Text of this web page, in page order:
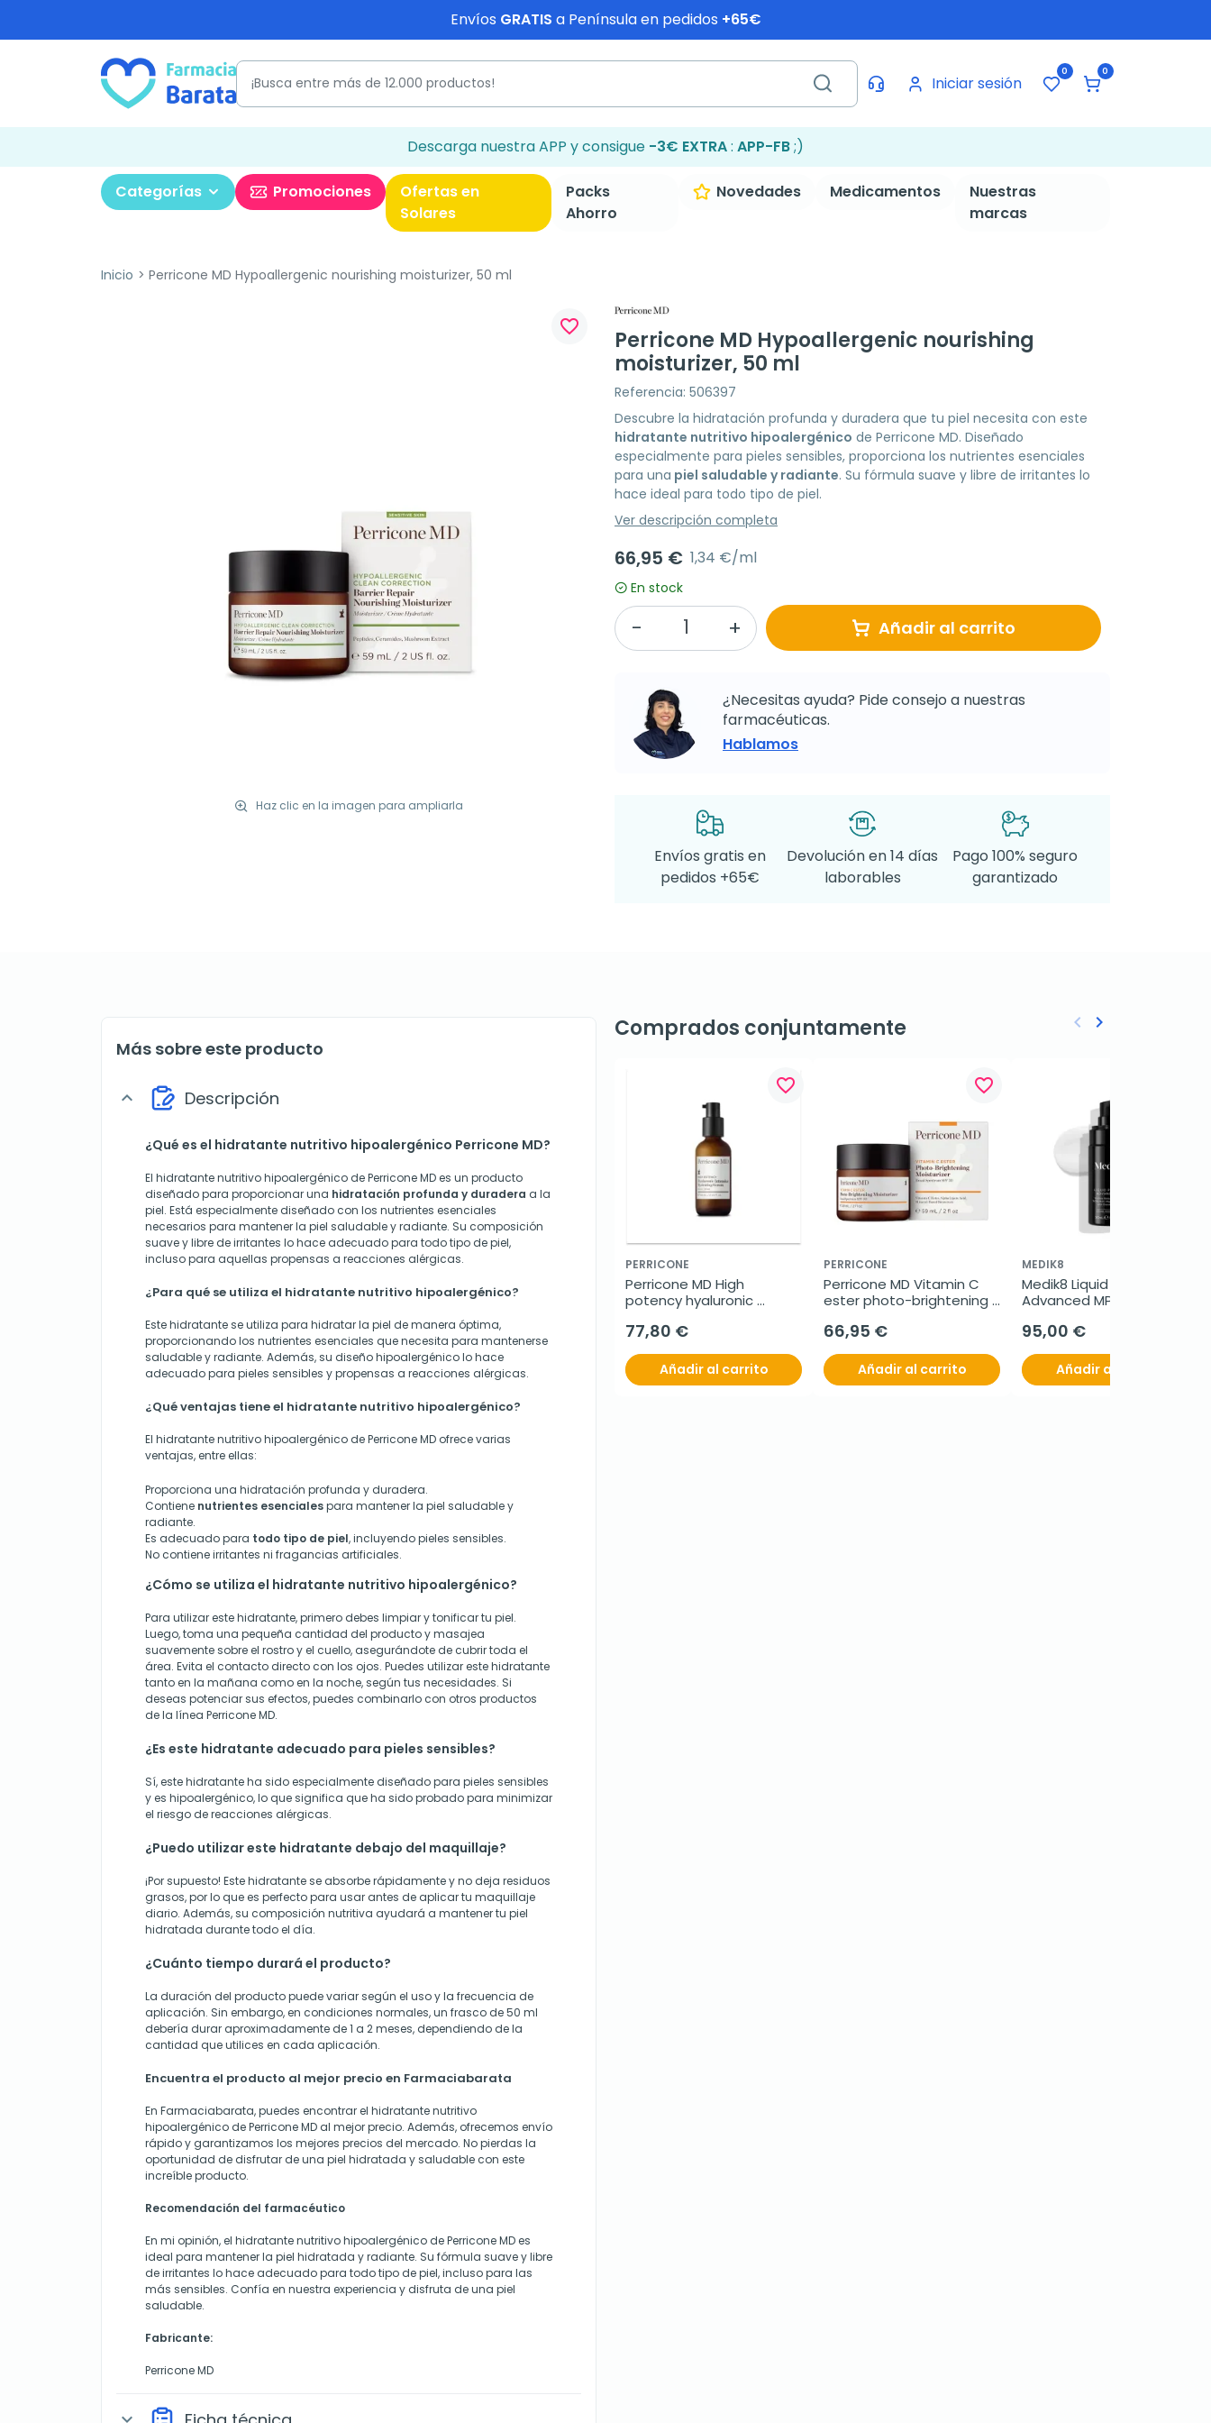
Envíos GRATIS a Península en pedidos +65€
Iniciar sesión
0 0
Descarga nuestra APP y consigue -3€ EXTRA: APP-FB;)
Categorías Promociones
Ofertas en
Solares
Packs
Ahorro
Novedades Medicamentos
Nuestras
marcas
Inicio Perricone MD Hypoallergenic nourishing moisturizer, 50 ml
Haz clic en la imagen para ampliarla
favorite_border
Perricone MD Hypoallergenic nourishing
moisturizer, 50 ml
Referencia: 506397
Descubre la hidratación profunda y duradera que tu piel necesita con este
hidratante nutritivo hipoalergénico de Perricone MD. Diseñado
especialmente para pieles sensibles, proporciona los nutrientes esenciales
para una piel saludable y radiante. Su fórmula suave y libre de irritantes lo
hace ideal para todo tipo de piel.
Ver descripción completa
66,95 € 1,34 €/ml
En stock
Añadir al carrito
¿Necesitas ayuda? Pide consejo a nuestras
farmacéuticas.
Hablamos
Envíos gratis en
pedidos +65€
Devolución en 14 días
laborables
Pago 100% seguro
garantizado
Más sobre este producto
expand_more Descripción
¿Qué es el hidratante nutritivo hipoalergénico Perricone MD?
El hidratante nutritivo hipoalergénico de Perricone MD es un producto
diseñado para proporcionar una hidratación profunda y duradera a la
piel. Está especialmente diseñado con los nutrientes esenciales
necesarios para mantener la piel saludable y radiante. Su composición
suave y libre de irritantes lo hace adecuado para todo tipo de piel,
incluso para aquellas propensas a reacciones alérgicas.
¿Para qué se utiliza el hidratante nutritivo hipoalergénico?
Este hidratante se utiliza para hidratar la piel de manera óptima,
proporcionando los nutrientes esenciales que necesita para mantenerse
saludable y radiante. Además, su diseño hipoalergénico lo hace
adecuado para pieles sensibles y propensas a reacciones alérgicas.
¿Qué ventajas tiene el hidratante nutritivo hipoalergénico?
El hidratante nutritivo hipoalergénico de Perricone MD ofrece varias
ventajas, entre ellas:
Proporciona una hidratación profunda y duradera.
Contiene nutrientes esencialespara mantener la piel saludable y
radiante.
Es adecuado para todo tipo de piel, incluyendo pieles sensibles.
No contiene irritantes ni fragancias artificiales.
¿Cómo se utiliza el hidratante nutritivo hipoalergénico?
Para utilizar este hidratante, primero debes limpiar y tonificar tu piel.
Luego, toma una pequeña cantidad del producto y masajea
suavemente sobre el rostro y el cuello, asegurándote de cubrir toda el
área. Evita el contacto directo con los ojos. Puedes utilizar este hidratante
tanto en la mañana como en la noche, según tus necesidades. Si
deseas potenciar sus efectos, puedes combinarlo con otros productos
de la línea Perricone MD.
¿Es este hidratante adecuado para pieles sensibles?
Sí, este hidratante ha sido especialmente diseñado para pieles sensibles
y es hipoalergénico, lo que significa que ha sido probado para minimizar
el riesgo de reacciones alérgicas.
¿Puedo utilizar este hidratante debajo del maquillaje?
¡Por supuesto! Este hidratante se absorbe rápidamente y no deja residuos
grasos, por lo que es perfecto para usar antes de aplicar tu maquillaje
diario. Además, su composición nutritiva ayudará a mantener tu piel
hidratada durante todo el día.
¿Cuánto tiempo durará el producto?
La duración del producto puede variar según el uso y la frecuencia de
aplicación. Sin embargo, en condiciones normales, un frasco de 50 ml
debería durar aproximadamente de 1 a 2 meses, dependiendo de la
cantidad que utilices en cada aplicación.
Encuentra el producto al mejor precio en Farmaciabarata
En Farmaciabarata, puedes encontrar el hidratante nutritivo
hipoalergénico de Perricone MD al mejor precio. Además, ofrecemos envío
rápido y garantizamos los mejores precios del mercado. No pierdas la
oportunidad de disfrutar de una piel hidratada y saludable con este
increíble producto.
Recomendación del farmacéutico
En mi opinión, el hidratante nutritivo hipoalergénico de Perricone MD es
ideal para mantener la piel hidratada y radiante. Su fórmula suave y libre
de irritantes lo hace adecuado para todo tipo de piel, incluso para las
más sensibles. Confía en nuestra experiencia y disfruta de una piel
saludable.
Fabricante:
Perricone MD
Comprados conjuntamente
favorite_border
PERRICONE
Perricone MD High
potency hyaluronic
serum, 59 ml
77,80 €
Añadir al carrito
favorite_border
PERRICONE
Perricone MD Vitamin C
ester photo-brightening
66,95 €
Añadir al carrito
MEDIK8
Medik8 Liquid Peptides
Advanced MP, 30 ml
95,00 €
Añadir al carrito
Anterior
keyboard_arrow_left Siguiente
keyboard_arrow_right